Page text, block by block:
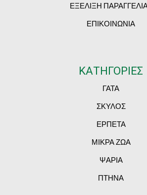
ΕΞΕΛΙΞΗ
ΕΠΙΚΟΙΝΩΝΙΑ
ΚΑΤΗΓΟΡΙΕΣ
ΓΑΤΑ
ΣΚΥΛΟΣ
ΕΡΠΕΤΑ
ΜΙΚΡΑ ΖΩΑ
ΨΑΡΙΑ
ΠΤΗΝΑ